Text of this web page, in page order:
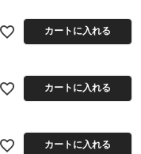
カートに入れる
カートに入れる
カートに入れる